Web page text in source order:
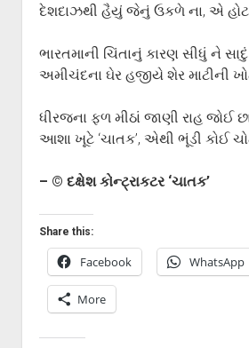
દેશદાઝથી હૈયું જેનું ઉકળે ના, એ
ભારતમાની ચિંતાનું કારણ સીધું ને
અમીચંદના ઘેર હજીયે શેર માટીની
ધીરજના ફળ મીઠાં જાણી રાહ જોઈ
આશા ખૂટે ‘ચાતક’, એથી ભૂંડી કોઈ
– © દક્ષેશ કોન્ટ્રાકટર ‘ચાતક’
Share this:
Facebook WhatsApp
More